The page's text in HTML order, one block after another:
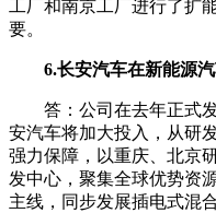
工厂和南京工厂进行了扩
要。
6.长安汽车在新能源
答：公司在去年正式
安汽车将加大投入，从研
强力保障，以重庆、北京
发中心，聚集全球优势资
主线，同步发展插电式混